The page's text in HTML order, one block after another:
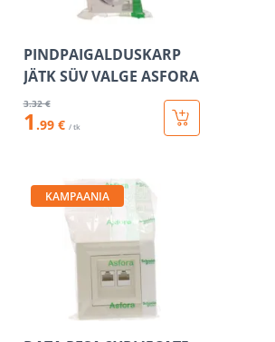
PINDPAIGALDUSKARP
JÄTK SÜV VALGE ASFORA
3.32 €
1 .99 € / tk
KAMPAANIA